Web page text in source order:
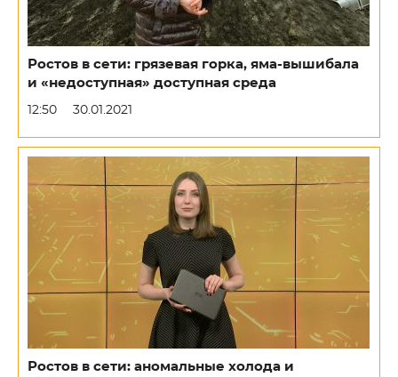
Ростов в сети: грязевая горка, яма-вышибала
и «недоступная» доступная среда
12:50 30.01.2021
Ростов в сети: аномальные холода и